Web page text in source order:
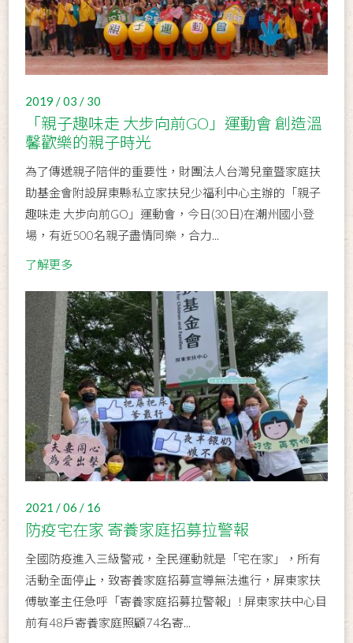
2019 / 03 / 30
「親子趣味走 大步向前GO」運動會 創造溫
馨歡樂的親子時光
為了傳遞親子陪伴的重要性，財團法人台灣兒童暨家庭扶
助基金會附設屏東縣私立家扶兒少福利中心主辦的「親子
趣味走 大步向前GO」運動會，今日(30日)在潮州國小登
場，有近500名親子盡情同樂，合力...
了解更多
2021 / 06 / 16
防疫宅在家 寄養家庭招募拉警報
全國防疫進入三級警戒，全民運動就是「宅在家」，所有
活動全面停止，致寄養家庭招募宣導無法進行，屏東家扶
傅敏峯主任急呼「寄養家庭招募拉警報」! 屏東家扶中心目
前有48戶寄養家庭照顧74名寄...